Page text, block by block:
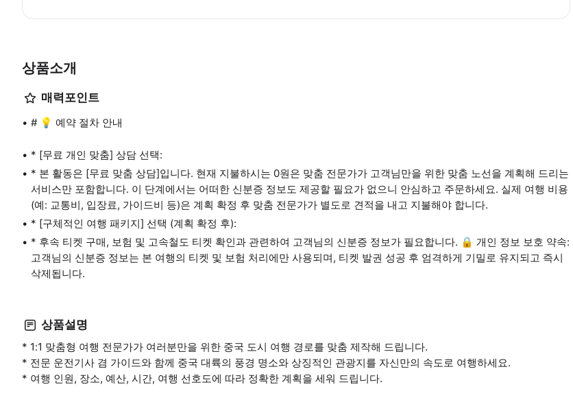
상품소개
매력포인트
# 💡 예약 절차 안내
* [무료 개인 맞춤] 상담 선택:
* 본 활동은 [무료 맞춤 상담]입니다. 현재 지불하시는 0원은 맞춤 전문가가 고객님만을 위한 맞춤 노선을 계획해 드리는
서비스만 포함합니다. 이 단계에서는 어떠한 신분증 정보도 제공할 필요가 없으니 안심하고 주문하세요. 실제 여행 비용
(예: 교통비, 입장료, 가이드비 등)은 계획 확정 후 맞춤 전문가가 별도로 견적을 내고 지불해야 합니다.
* [구체적인 여행 패키지] 선택 (계획 확정 후):
* 후속 티켓 구매, 보험 및 고속철도 티켓 확인과 관련하여 고객님의 신분증 정보가 필요합니다. 🔒 개인 정보 보호 약속:
고객님의 신분증 정보는 본 여행의 티켓 및 보험 처리에만 사용되며, 티켓 발권 성공 후 엄격하게 기밀로 유지되고 즉시
삭제됩니다.
상품설명
* 1:1 맞춤형 여행 전문가가 여러분만을 위한 중국 도시 여행 경로를 맞춤 제작해 드립니다.
* 전문 운전기사 겸 가이드와 함께 중국 대륙의 풍경 명소와 상징적인 관광지를 자신만의 속도로 여행하세요.
* 여행 인원, 장소, 예산, 시간, 여행 선호도에 따라 정확한 계획을 세워 드립니다.